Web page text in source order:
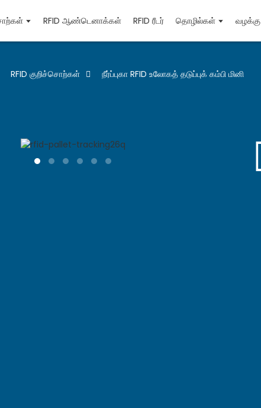
RFID ஆண்டெனாக்கள் RFID ரீடர் தொழில்கள் வழக்கு
RFID குறிச்சொற்கள் நீர்ப்புகா RFID உலோகத் தடுப்புக் கம்பி மினி